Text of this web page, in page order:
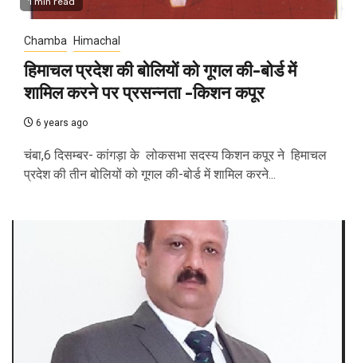
Chamba Himachal
हिमाचल प्रदेश की बोलियों को गूगल की-बोर्ड में
शामिल करने पर प्रसन्नता -किशन कपूर
6 years ago
चंबा,6 दिसम्बर- कांगड़ा के लोकसभा सदस्य किशन कपूर ने हिमाचल
प्रदेश की तीन बोलियों को गूगल की-बोर्ड में शामिल करने...